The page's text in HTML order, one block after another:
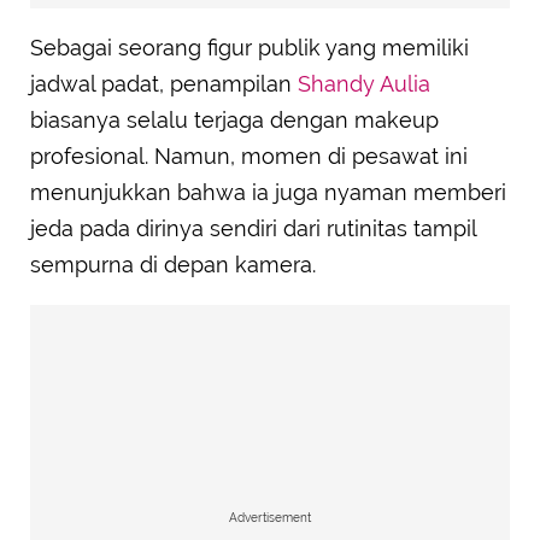
Sebagai seorang figur publik yang memiliki
jadwal padat, penampilan Shandy Aulia
biasanya selalu terjaga dengan makeup
profesional. Namun, momen di pesawat ini
menunjukkan bahwa ia juga nyaman memberi
jeda pada dirinya sendiri dari rutinitas tampil
sempurna di depan kamera.
Advertisement